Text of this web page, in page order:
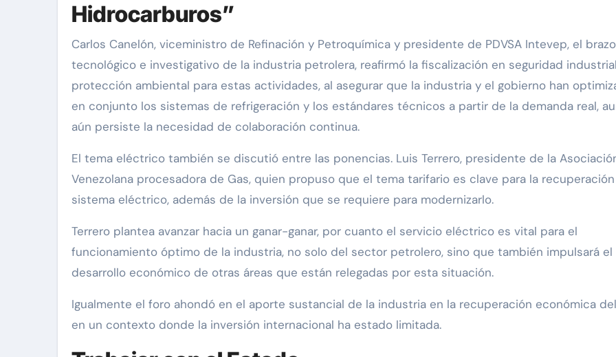
Hidrocarburos”
Carlos Canelón, viceministro de Refinación y Petroquímica y presidente de PDVSA Intevep, el brazo
tecnológico e investigativo de la industria petrolera, reafirmó la fiscalización en seguridad
protección ambiental para estas actividades, al asegurar que la industria y el gobierno han
en conjunto los sistemas de refrigeración y los estándares técnicos a partir de la demanda real,
aún persiste la necesidad de colaboración continua.
El tema eléctrico también se discutió entre las ponencias. Luis Terrero, presidente de la
Venezolana procesadora de Gas, quien propuso que el tema tarifario es clave para la
sistema eléctrico, además de la inversión que se requiere para modernizarlo.
Terrero plantea avanzar hacia un ganar-ganar, por cuanto el servicio eléctrico es vital para el
funcionamiento óptimo de la industria, no solo del sector petrolero, sino que también impulsará el
desarrollo económico de otras áreas que están relegadas por esta situación.
Igualmente el foro ahondó en el aporte sustancial de la industria en la recuperación económica
en un contexto donde la inversión internacional ha estado limitada.